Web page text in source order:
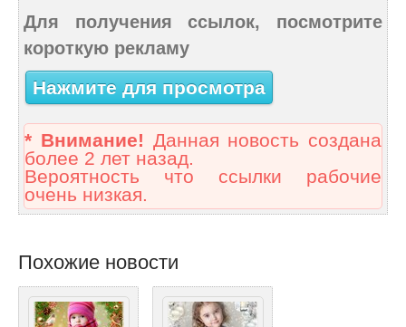
Для получения ссылок, посмотрите
короткую рекламу
Нажмите для просмотра
* Внимание! Данная новость создана
более 2 лет назад.
Вероятность что ссылки рабочие
очень низкая.
Похожие новости